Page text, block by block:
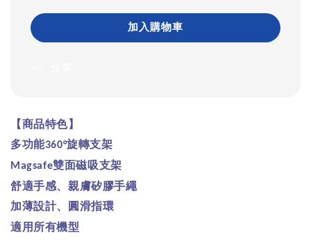
加入購物車
【商品特色】
多功能360°旋轉支架
Magsafe雙面磁吸支架
舒適手感、親膚矽膠手繩
加薄設計、圓滑指環
適用所有機型